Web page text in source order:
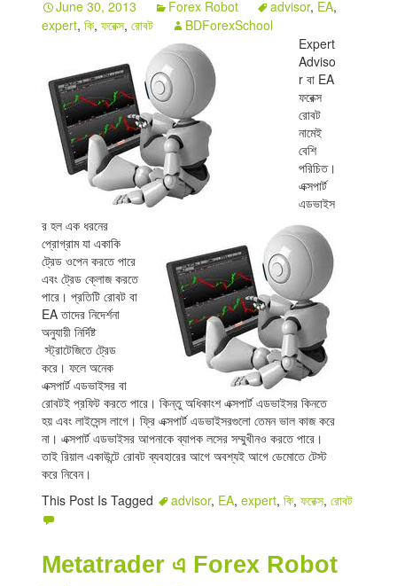
Indicators
Download
Open a live account
June 30, 2013 Forex Robot advisor, EA,
expert,কি,ফরেক্স,রোবট
BDForexSchool
Expert
Adviso
r বা EA
ফরেক্স
রোবট
নামেই
বেশি
পরিচিত।
এক্সপার্ট
এডভাইস
র হল এক ধরনের
প্রোগ্রাম যা একাকি
ট্রেড ওপেন করতে পারে
এবং ট্রেড ক্লোজ করতে
পারে। প্রতিটি রোবট বা
EA তাদের নিদের্শনা
অনুযায়ী নির্দিষ্ট
স্ট্রাটেজিতে ট্রেড
করে। ফলে অনেক
এক্সপার্ট এডভাইসর বা
রোবটই প্রফিট করতে পারে। কিন্তু অধিকাংশ এক্সপার্ট এডভাইসর কিনতে
হয় এবং লাইসেন্স লাগে। ফ্রি এক্সপার্ট এডভাইসরগুলো তেমন ভাল কাজ করে
না। এক্সপার্ট এডভাইসর আপনাকে ব্যাপক লসের সম্মুখীনও করতে পারে।
তাই রিয়াল একাউন্টে রোবট ব্যবহারের আগে অবশ্যই আগে ডেমোতে টেস্ট
করে নিবেন।
This Post Is Tagged
advisor, EA,expert,কি,ফরেক্স,রোবট
Metatrader এ Forex Robot